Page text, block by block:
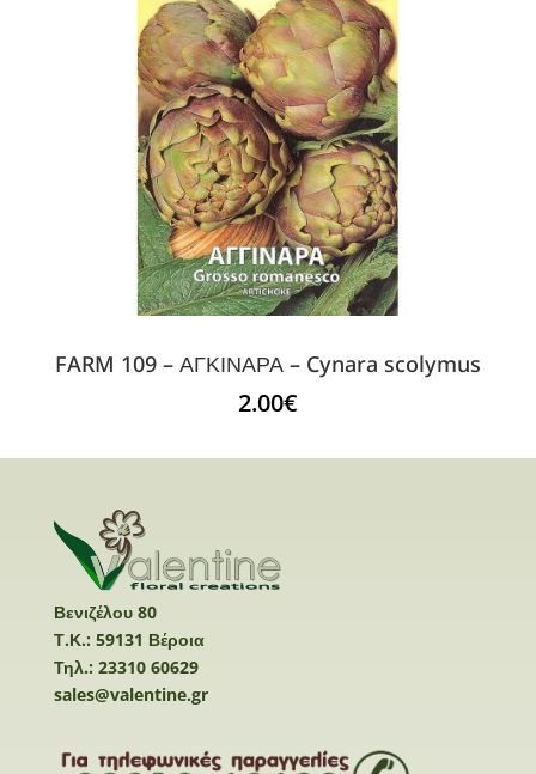
FARM 109 – ΑΓΚΙΝΑΡΑ – Cynara scolymus
2.00€
Βενιζέλου 80
Τ.Κ.: 59131 Βέροια
Τηλ.: 23310 60629
sales@valentine.gr